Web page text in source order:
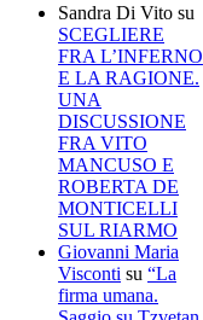
Sandra Di Vito su
SCEGLIERE
FRA L’INFERNO
E LA RAGIONE.
UNA
DISCUSSIONE
FRA VITO
MANCUSO E
ROBERTA DE
MONTICELLI
SUL RIARMO
Giovanni Maria
Visconti su “La
firma umana.